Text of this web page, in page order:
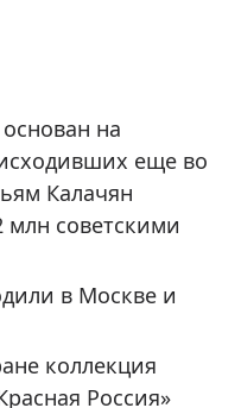
на
еще во
Калачян
млн советскими
в Москве и
коллекция
Россия»